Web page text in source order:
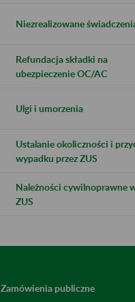
Niezrealizowane
Refundacja składki na
ubezpieczenie OC/AC
Ulgi i umorzenia
Ustalanie okoliczności i
wypadku przez ZUS
Należności cywilnoprawne
ZUS
Zamówienia publiczne